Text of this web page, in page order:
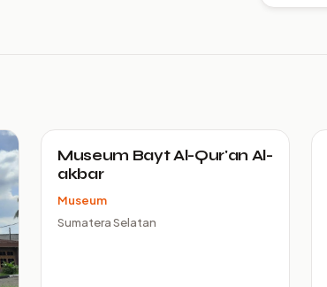
Museum Bayt Al-Qur'an Al-
akbar
Museum
Sumatera Selatan